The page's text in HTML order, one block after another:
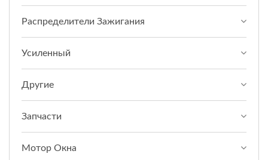
Распределители Зажигания
Усиленный
Другие
Запчасти
Мотор Окна